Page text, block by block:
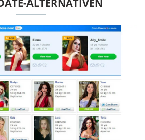
ALTERNATIVEN